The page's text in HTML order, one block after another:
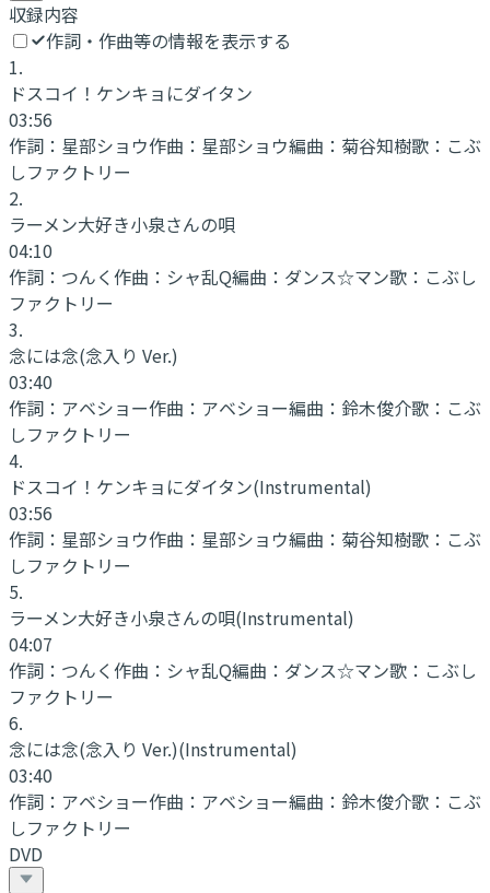
収録内容
作詞・作曲等の情報を表示する
1.
ドスコイ！ケンキョにダイタン
03:56
作詞： 星部ショウ作曲： 星部ショウ編曲： 菊谷知樹歌： こぶ
しファクトリー
2.
ラーメン大好き小泉さんの唄
04:10
作詞： つんく作曲： シャ乱Q編曲： ダンス☆マン歌： こぶし
ファクトリー
3.
念には念(念入り Ver.)
03:40
作詞： アベショー作曲： アベショー編曲： 鈴木俊介歌： こぶ
しファクトリー
4.
ドスコイ！ケンキョにダイタン(Instrumental)
03:56
作詞： 星部ショウ作曲： 星部ショウ編曲： 菊谷知樹歌： こぶ
しファクトリー
5.
ラーメン大好き小泉さんの唄(Instrumental)
04:07
作詞： つんく作曲： シャ乱Q編曲： ダンス☆マン歌： こぶし
ファクトリー
6.
念には念(念入り Ver.)(Instrumental)
03:40
作詞： アベショー作曲： アベショー編曲： 鈴木俊介歌： こぶ
しファクトリー
DVD